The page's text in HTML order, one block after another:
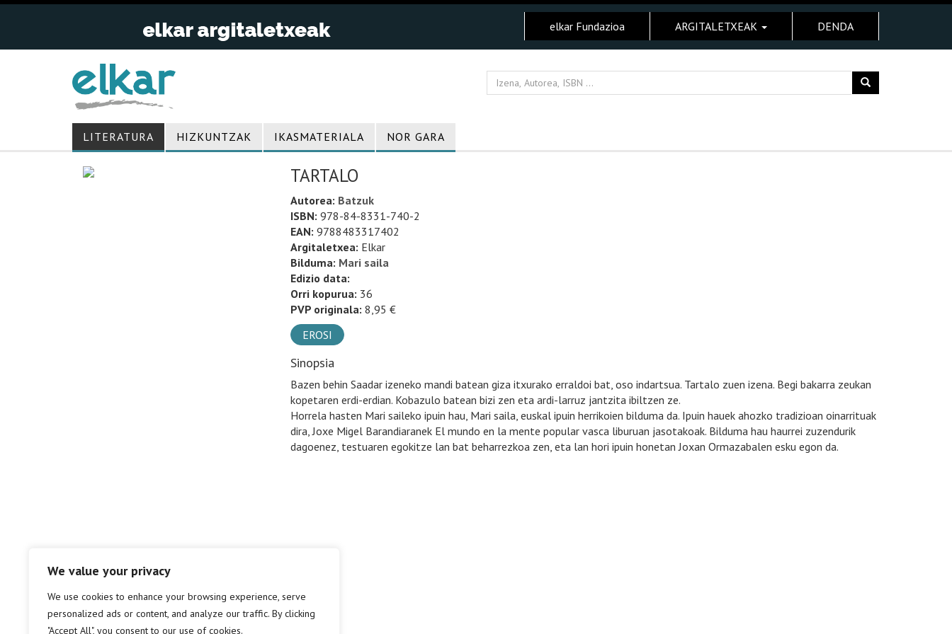
We value your privacy
We use cookies to enhance your browsing experience, serve
personalized ads or content, and analyze our traffic. By clicking
"Accept All", you consent to our use of cookies.
elkar Fundazioa ARGITALETXEAK DENDA
LITERATURA HIZKUNTZAK IKASMATERIALA NOR GARA
TARTALO
Autorea: Batzuk
ISBN: 978-84-8331-740-2
EAN: 9788483317402
Argitaletxea: Elkar
Bilduma: Mari saila
Edizio data:
Orri kopurua: 36
PVP originala: 8,95 €
EROSI
Sinopsia
Bazen behin Saadar izeneko mandi batean giza itxurako erraldoi bat, oso indartsua. Tartalo zuen izena. Begi bakarra zeukan
kopetaren erdi-erdian. Kobazulo batean bizi zen eta ardi-larruz jantzita ibiltzen ze.
Horrela hasten Mari saileko ipuin hau, Mari saila, euskal ipuin herrikoien bilduma da. Ipuin hauek ahozko tradizioan oinarrituak
dira, Joxe Migel Barandiaranek El mundo en la mente popular vasca liburuan jasotakoak. Bilduma hau haurrei zuzendurik
dagoenez, testuaren egokitze lan bat beharrezkoa zen, eta lan hori ipuin honetan Joxan Ormazabalen esku egon da.